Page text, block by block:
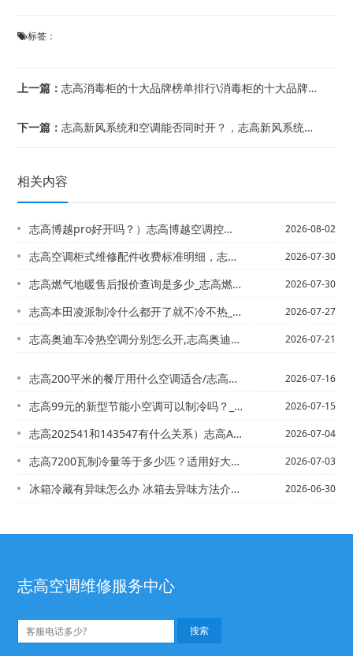
标签：
上一篇：志高消毒柜的十大品牌榜单排行\消毒柜的十大品牌有哪些
下一篇：志高新风系统和空调能否同时开？，志高新风系统和空调有什么区别-新风系统和空调区别...
相关内容
志高博越pro好开吗？）志高博越空调控制面板如何拆卸 2026-08-02
志高空调柜式维修配件收费标准明细，志高空调维修收费价格表官方发布 2026-07-30
志高燃气地暖售后报价查询是多少_志高燃气炉售后电话是多少2027最新标准 2026-07-30
志高本田凌派制冷什么都开了就不冷不热_3-志高本田思迪的空调管结冰是怎么回事？ 2026-07-27
志高奥迪车冷热空调分别怎么开,志高奥迪车怎么启动空调 2026-07-21
志高200平米的餐厅用什么空调适合/志高213切诺基空调不凉怎么回事 2026-07-16
志高99元的新型节能小空调可以制冷吗？_1@120平方按多大的空调_1 2026-07-15
志高202541和143547有什么关系）志高A1、B1、B2级制冷剂分别都包含... 2026-07-04
志高7200瓦制冷量等于多少匹？适用好大面积_2@志高7200瓦制冷量等于多少匹... 2026-07-03
冰箱冷藏有异味怎么办 冰箱去异味方法介绍_1@冰箱冷冻室不结冰是怎么回事 遇到冰... 2026-06-30
志高空调维修服务中心